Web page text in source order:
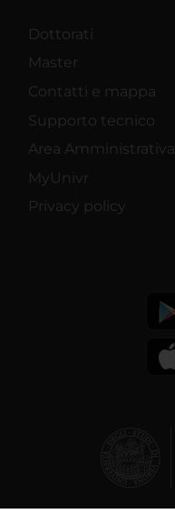
Dottorati
Master
Contatti e mappa
Supporto tecnico
Area Amministrativa
MyUnivr
Privacy policy